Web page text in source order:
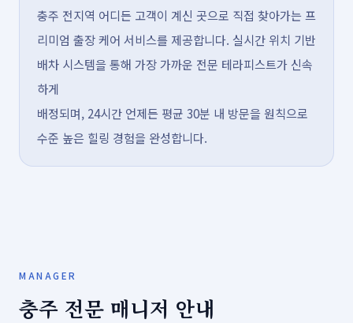
충주 전지역 어디든 고객이 계신 곳으로 직접 찾아가는 프
리미엄 출장 케어 서비스를 제공합니다. 실시간 위치 기반
배차 시스템을 통해 가장 가까운 전문 테라피스트가 신속
하게
배정되며, 24시간 언제든 평균 30분 내 방문을 원칙으로
수준 높은 힐링 경험을 완성합니다.
MANAGER
충주 전문 매니저 안내